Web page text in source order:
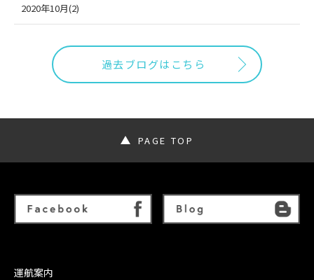
2020年10月(2)
過去ブログはこちら
PAGE TOP
運航案内